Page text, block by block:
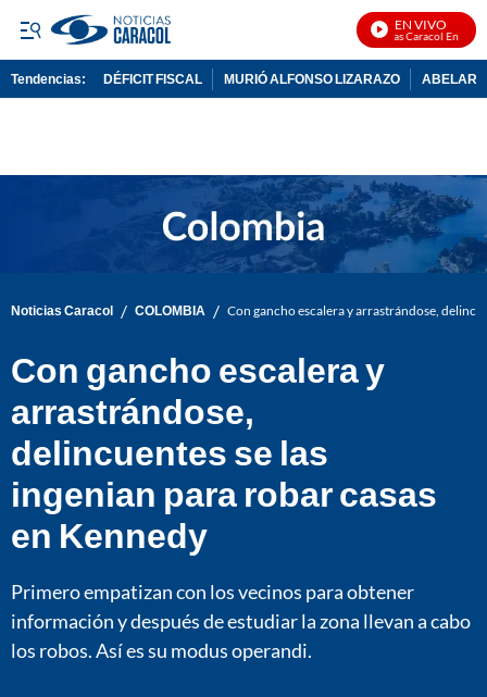
EN VIVO
Noticias Caracol En Vivo
Tendencias: DÉFICIT FISCAL MURIÓ ALFONSO LIZARAZO
Noticias Caracol / COLOMBIA / Con gancho escalera y arrastrándose,
Con gancho escalera y
arrastrándose,
delincuentes se las
ingenian para robar casas
en Kennedy
Primero empatizan con los vecinos para obtener
información y después de estudiar la zona llevan a cabo
los robos. Así es su modus operandi.